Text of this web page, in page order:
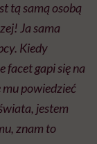
tą samą osobą
Ja sama
Kiedy
facet gapi się na
powiedzieć
jestem
znam to